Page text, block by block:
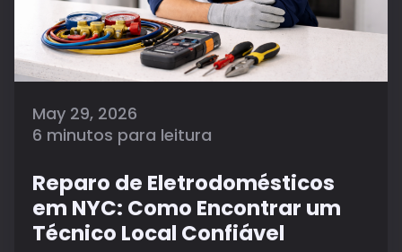
May 29, 2026
6 minutos para leitura
Reparo de Eletrodomésticos
em NYC: Como Encontrar um
Técnico Local Confiável